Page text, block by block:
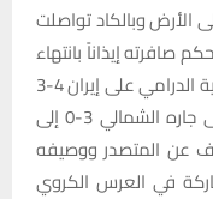
الأرض وبالكاد تواصلت
صافرته إيذاناً بانتهاء
المواجهة. في المقابل، أدى فوز السعودية الدرامي على إيران 4-3
وتغلب منتخب كوريا الجنوبية السهل على جاره الشمالي 3-0 إلى
عن المتصدر ووصيفه
في العرس الكروي